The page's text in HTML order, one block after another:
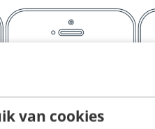
van cookies